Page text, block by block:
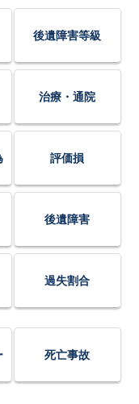
後遺障害等級
治療・通院
評価損
後遺障害
過失割合
死亡事故